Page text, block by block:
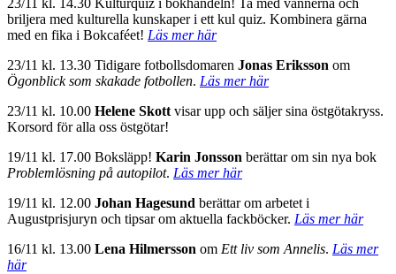
23/11 kl. 14.30 Kulturquiz i bokhandeln! Ta med vännerna och
briljera med kulturella kunskaper i ett kul quiz. Kombinera gärna
med en fika i Bokcaféet! Läs mer här
23/11 kl. 13.30 Tidigare fotbollsdomaren Jonas Eriksson om
Ögonblick som skakade fotbollen. Läs mer här
23/11 kl. 10.00 Helene Skott visar upp och säljer sina östgötakryss.
Korsord för alla oss östgötar!
19/11 kl. 17.00 Boksläpp! Karin Jonsson berättar om sin nya bok
Problemlösning på autopilot. Läs mer här
19/11 kl. 12.00 Johan Hagesund berättar om arbetet i
Augustprisjuryn och tipsar om aktuella fackböcker. Läs mer här
16/11 kl. 13.00 Lena Hilmersson om Ett liv som Annelis. Läs mer
här